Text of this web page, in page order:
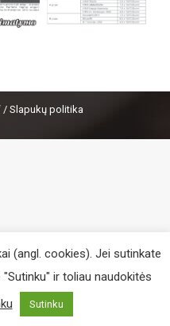
/ Slapukų politika
(angl. cookies). Jei sutinkate
ir toliau naudokitės
Sutinku